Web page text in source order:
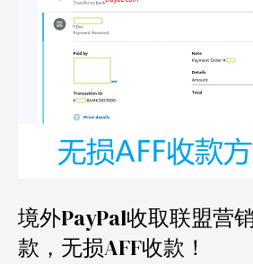
境外PayPal收取联盟营
款，无损AFF收款！
台
打